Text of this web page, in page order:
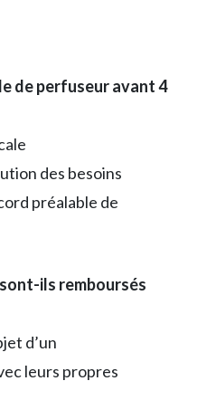
de perfuseur avant 4
des besoins
préalable de
ils remboursés
d’un
leurs propres